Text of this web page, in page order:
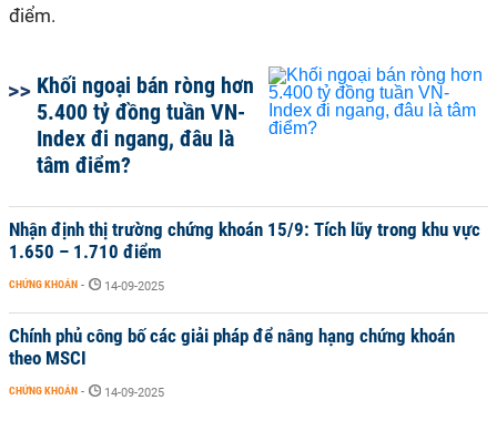
điểm.
Khối ngoại bán ròng hơn
5.400 tỷ đồng tuần VN-
Index đi ngang, đâu là
tâm điểm?
Nhận định thị trường chứng khoán 15/9: Tích lũy trong khu vực
1.650 – 1.710 điểm
CHỨNG KHOÁN - 14-09-2025
Chính phủ công bố các giải pháp để nâng hạng chứng khoán
theo MSCI
CHỨNG KHOÁN - 14-09-2025